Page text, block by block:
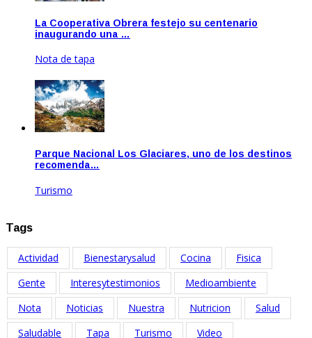
La Cooperativa Obrera festejo su centenario
inaugurando una …
Nota de tapa
Parque Nacional Los Glaciares, uno de los destinos
recomenda…
Turismo
Tags
Actividad Bienestarysalud Cocina
Fisica
Gente
Interesytestimonios
Medioambiente
Nota
Noticias Nuestra Nutricion
Salud
Saludable
Tapa Turismo Video